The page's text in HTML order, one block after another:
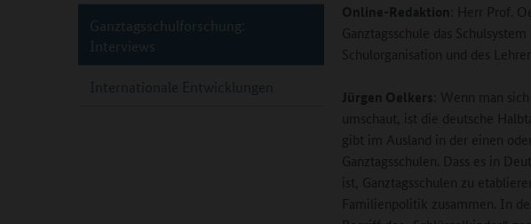
Online-Redaktion : Herr Prof.
Ganztagsschule das
Schulorganisation und des
Jürgen Oelkers : Wenn man
umschaut, ist die deutsche
gibt im Ausland in der einen
Ganztagsschulen. Dass es in
ist, Ganztagsschulen zu
Familienpolitik zusammen. In
Ganztagsschulforschung:
Interviews
Internationale Entwicklungen